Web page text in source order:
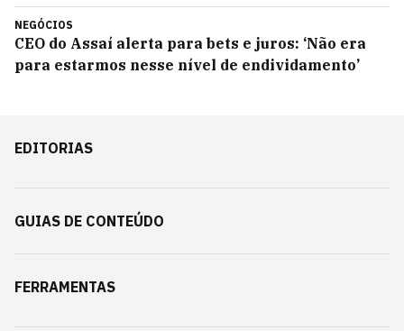
NEGÓCIOS
CEO do Assaí alerta para bets e juros: ‘Não era
para estarmos nesse nível de endividamento’
EDITORIAS
GUIAS DE CONTEÚDO
FERRAMENTAS